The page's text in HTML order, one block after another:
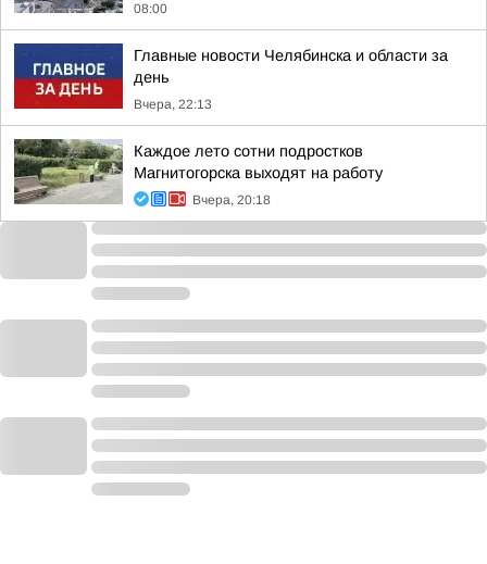
08:00
Главные новости Челябинска и области за
день
Вчера, 22:13
Каждое лето сотни подростков
Магнитогорска выходят на работу
Вчера, 20:18